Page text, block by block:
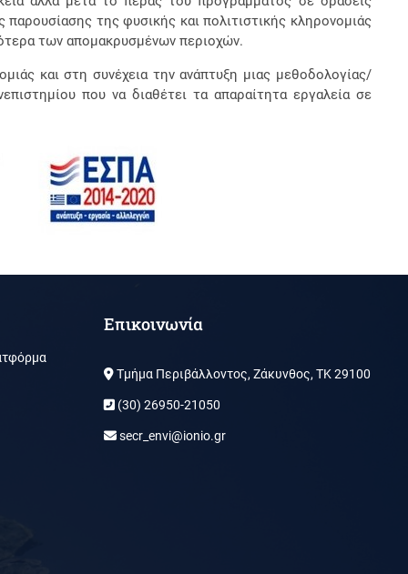
της φυσικής και πολιτιστικής κληρονομιάς
των απομακρυσμένων περιοχών.
και στη συνέχεια την ανάπτυξη μιας μεθοδολογίας/
που να διαθέτει τα απαραίτητα εργαλεία σε
Επικοινωνία
Τμήμα Περιβάλλοντος, Ζάκυνθος, ΤΚ 29100
(30) 26950-21050
secr_envi@ionio.gr